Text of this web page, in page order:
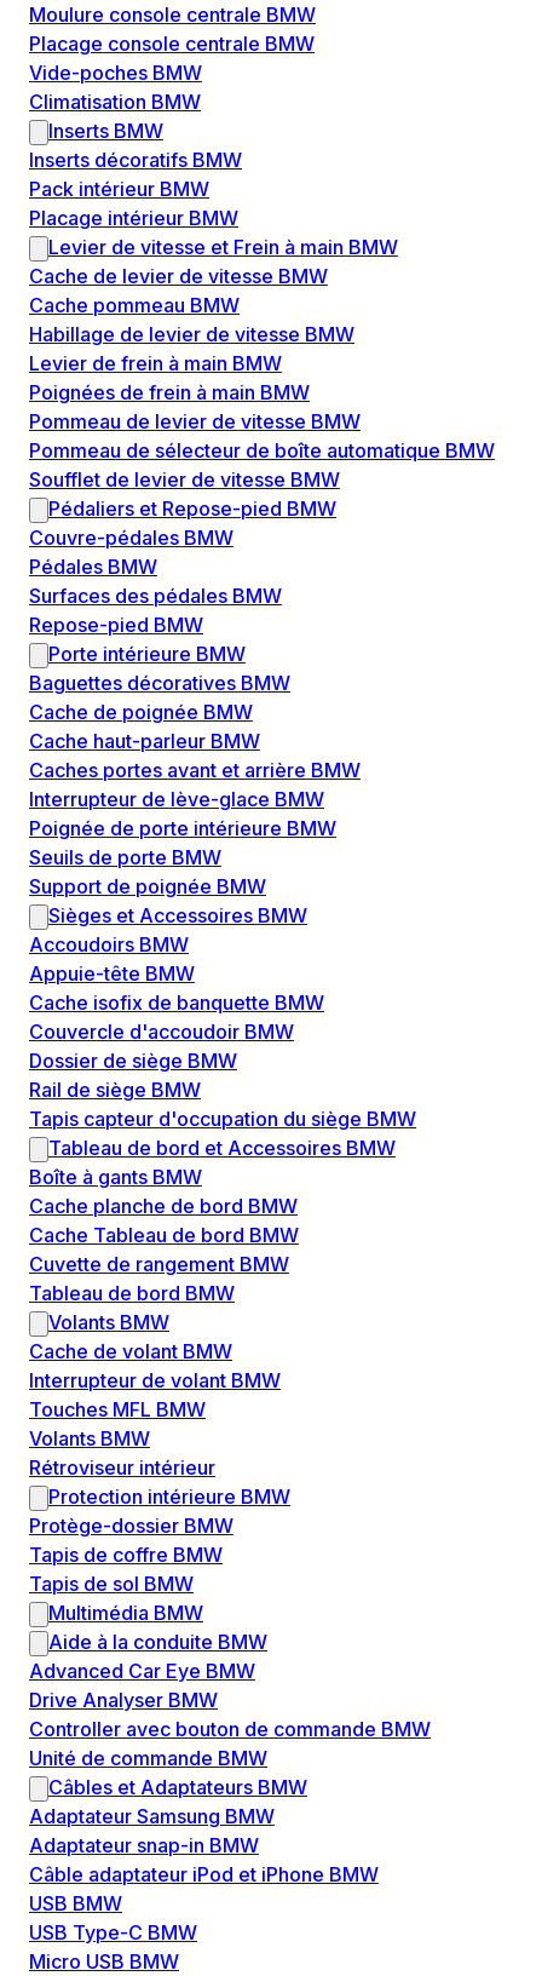
Moulure console centrale BMW
Placage console centrale BMW
Vide-poches BMW
Climatisation BMW
Inserts BMW
Inserts décoratifs BMW
Pack intérieur BMW
Placage intérieur BMW
Levier de vitesse et Frein à main BMW
Cache de levier de vitesse BMW
Cache pommeau BMW
Habillage de levier de vitesse BMW
Levier de frein à main BMW
Poignées de frein à main BMW
Pommeau de levier de vitesse BMW
Pommeau de sélecteur de boîte automatique BMW
Soufflet de levier de vitesse BMW
Pédaliers et Repose-pied BMW
Couvre-pédales BMW
Pédales BMW
Surfaces des pédales BMW
Repose-pied BMW
Porte intérieure BMW
Baguettes décoratives BMW
Cache de poignée BMW
Cache haut-parleur BMW
Caches portes avant et arrière BMW
Interrupteur de lève-glace BMW
Poignée de porte intérieure BMW
Seuils de porte BMW
Support de poignée BMW
Sièges et Accessoires BMW
Accoudoirs BMW
Appuie-tête BMW
Cache isofix de banquette BMW
Couvercle d'accoudoir BMW
Dossier de siège BMW
Rail de siège BMW
Tapis capteur d'occupation du siège BMW
Tableau de bord et Accessoires BMW
Boîte à gants BMW
Cache planche de bord BMW
Cache Tableau de bord BMW
Cuvette de rangement BMW
Tableau de bord BMW
Volants BMW
Cache de volant BMW
Interrupteur de volant BMW
Touches MFL BMW
Volants BMW
Rétroviseur intérieur
Protection intérieure BMW
Protège-dossier BMW
Tapis de coffre BMW
Tapis de sol BMW
Multimédia BMW
Aide à la conduite BMW
Advanced Car Eye BMW
Drive Analyser BMW
Controller avec bouton de commande BMW
Unité de commande BMW
Câbles et Adaptateurs BMW
Adaptateur Samsung BMW
Adaptateur snap-in BMW
Câble adaptateur iPod et iPhone BMW
USB BMW
USB Type-C BMW
Micro USB BMW